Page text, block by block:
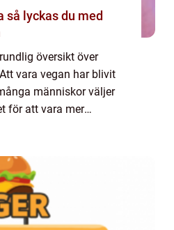
översikt över
vara vegan har blivit
människor väljer
för att vara mer